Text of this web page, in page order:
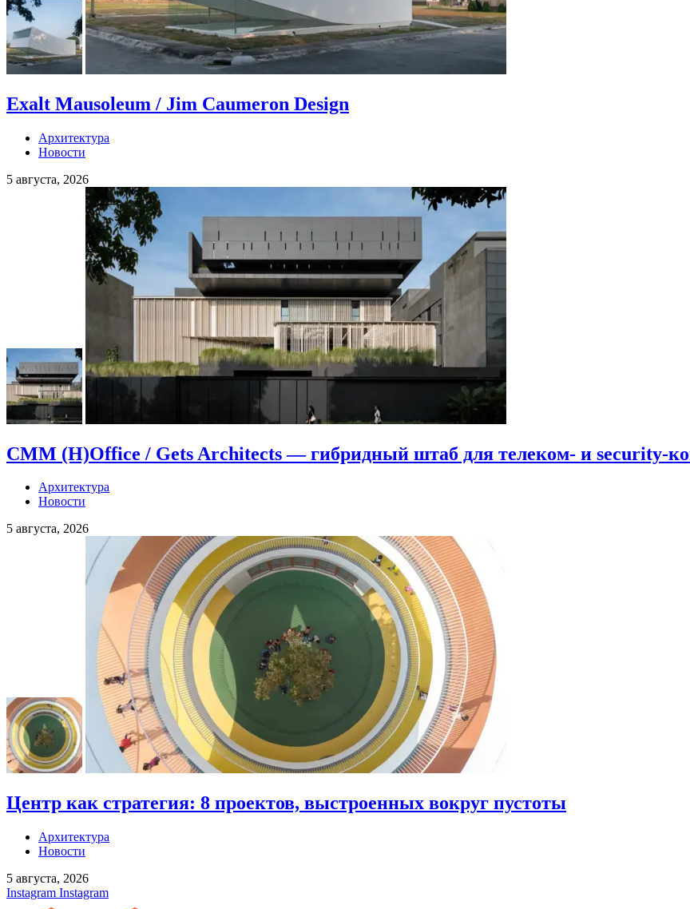
Exalt Mausoleum / Jim Caumeron Design
Архитектура
Новости
5 августа, 2026
CMM (H)Office / Gets Architects — гибридный штаб для телеком- и security-
Архитектура
Новости
5 августа, 2026
Центр как стратегия: 8 проектов, выстроенных вокруг пустоты
Архитектура
Новости
5 августа, 2026
Instagram Instagram